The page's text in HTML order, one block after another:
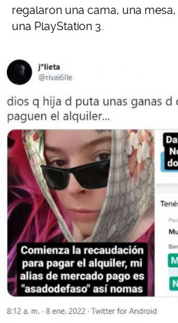
regalaron una cama, una
una PlayStation 3.